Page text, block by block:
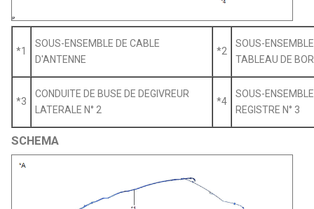
*1
SOUS-ENSEMBLE DE CABLE
D'ANTENNE
*2
SOUS-
TABLEAU DE
*3
CONDUITE DE BUSE DE DEGIVREUR
LATERALE N° 2
*4
SOUS-
REGISTRE N° 3
SCHEMA